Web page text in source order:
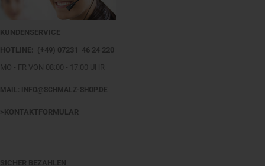
KUNDENSERVICE
HOTLINE: (+49) 07231 46 24 220
MO - FR VON 08:00 - 17:00 UHR
MAIL: INFO@SCHMALZ-SHOP.DE
>KONTAKTFORMULAR
SICHER BEZAHLEN